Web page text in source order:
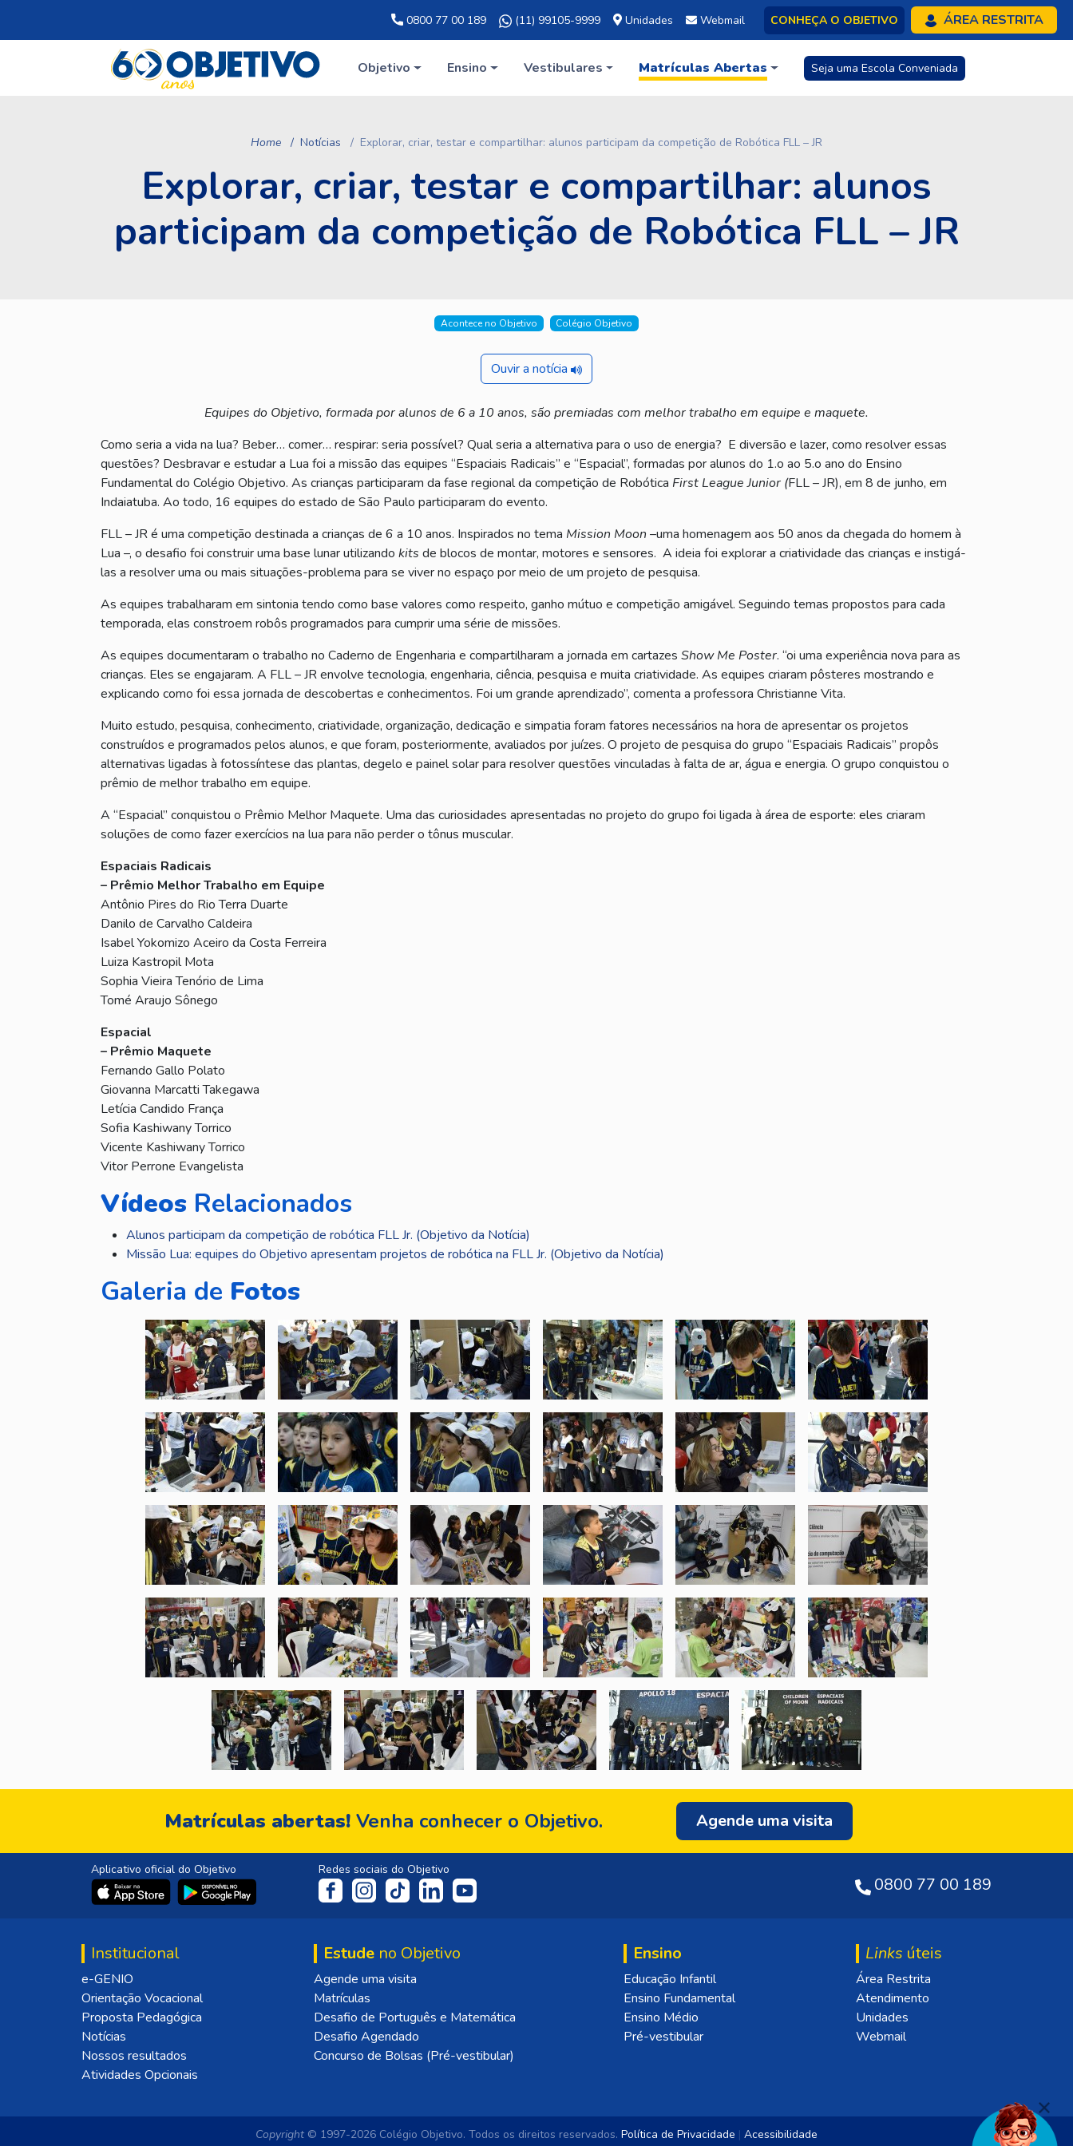
0800 77 00 189 (11) 99105-9999 Unidades Webmail CONHEÇA O OBJETIVO ÁREA RESTRITA
Objetivo Ensino Vestibulares Matrículas Abertas Seja uma Escola Conveniada
Home Notícias Explorar, criar, testar e compartilhar: alunos participam da competição de Robótica FLL – JR
Explorar, criar, testar e compartilhar: alunos
participam da competição de Robótica FLL – JR
Acontece no Objetivo Colégio Objetivo
Ouvir a notícia
Equipes do Objetivo, formada por alunos de 6 a 10 anos, são premiadas com melhor trabalho em equipe e maquete.
Como seria a vida na lua? Beber… comer… respirar: seria possível? Qual seria a alternativa para o uso de energia? E diversão e lazer, como resolver essas
questões? Desbravar e estudar a Lua foi a missão das equipes “Espaciais Radicais” e “Espacial”, formadas por alunos do 1.o ao 5.o ano do Ensino
Fundamental do Colégio Objetivo. As crianças participaram da fase regional da competição de Robótica First League Junior (FLL – JR), em 8 de junho, em
Indaiatuba. Ao todo, 16 equipes do estado de São Paulo participaram do evento.
FLL – JR é uma competição destinada a crianças de 6 a 10 anos. Inspirados no tema Mission Moon –uma homenagem aos 50 anos da chegada do homem à
Lua –, o desafio foi construir uma base lunar utilizando kits de blocos de montar, motores e sensores. A ideia foi explorar a criatividade das crianças e instigá-
las a resolver uma ou mais situações-problema para se viver no espaço por meio de um projeto de pesquisa.
As equipes trabalharam em sintonia tendo como base valores como respeito, ganho mútuo e competição amigável. Seguindo temas propostos para cada
temporada, elas constroem robôs programados para cumprir uma série de missões.
As equipes documentaram o trabalho no Caderno de Engenharia e compartilharam a jornada em cartazes Show Me Poster. “oi uma experiência nova para as
crianças. Eles se engajaram. A FLL – JR envolve tecnologia, engenharia, ciência, pesquisa e muita criatividade. As equipes criaram pôsteres mostrando e
explicando como foi essa jornada de descobertas e conhecimentos. Foi um grande aprendizado”, comenta a professora Christianne Vita.
Muito estudo, pesquisa, conhecimento, criatividade, organização, dedicação e simpatia foram fatores necessários na hora de apresentar os projetos
construídos e programados pelos alunos, e que foram, posteriormente, avaliados por juízes. O projeto de pesquisa do grupo “Espaciais Radicais” propôs
alternativas ligadas à fotossíntese das plantas, degelo e painel solar para resolver questões vinculadas à falta de ar, água e energia. O grupo conquistou o
prêmio de melhor trabalho em equipe.
A “Espacial” conquistou o Prêmio Melhor Maquete. Uma das curiosidades apresentadas no projeto do grupo foi ligada à área de esporte: eles criaram
soluções de como fazer exercícios na lua para não perder o tônus muscular.
Espaciais Radicais
– Prêmio Melhor Trabalho em Equipe
Antônio Pires do Rio Terra Duarte
Danilo de Carvalho Caldeira
Isabel Yokomizo Aceiro da Costa Ferreira
Luiza Kastropil Mota
Sophia Vieira Tenório de Lima
Tomé Araujo Sônego
Espacial
– Prêmio Maquete
Fernando Gallo Polato
Giovanna Marcatti Takegawa
Letícia Candido França
Sofia Kashiwany Torrico
Vicente Kashiwany Torrico
Vitor Perrone Evangelista
Vídeos Relacionados
Alunos participam da competição de robótica FLL Jr. (Objetivo da Notícia)
Missão Lua: equipes do Objetivo apresentam projetos de robótica na FLL Jr. (Objetivo da Notícia)
Galeria de Fotos
Matrículas abertas! Venha conhecer o Objetivo. Agende uma visita
Aplicativo oficial do Objetivo Redes sociais do Objetivo
0800 77 00 189
Institucional
e-GENIO
Orientação Vocacional
Proposta Pedagógica
Notícias
Nossos resultados
Atividades Opcionais
Estude no Objetivo
Agende uma visita
Matrículas
Desafio de Português e Matemática
Desafio Agendado
Concurso de Bolsas (Pré-vestibular)
Ensino
Educação Infantil
Ensino Fundamental
Ensino Médio
Pré-vestibular
Links úteis
Área Restrita
Atendimento
Unidades
Webmail
Copyright © 1997-2026 Colégio Objetivo. Todos os direitos reservados. Política de Privacidade | Acessibilidade